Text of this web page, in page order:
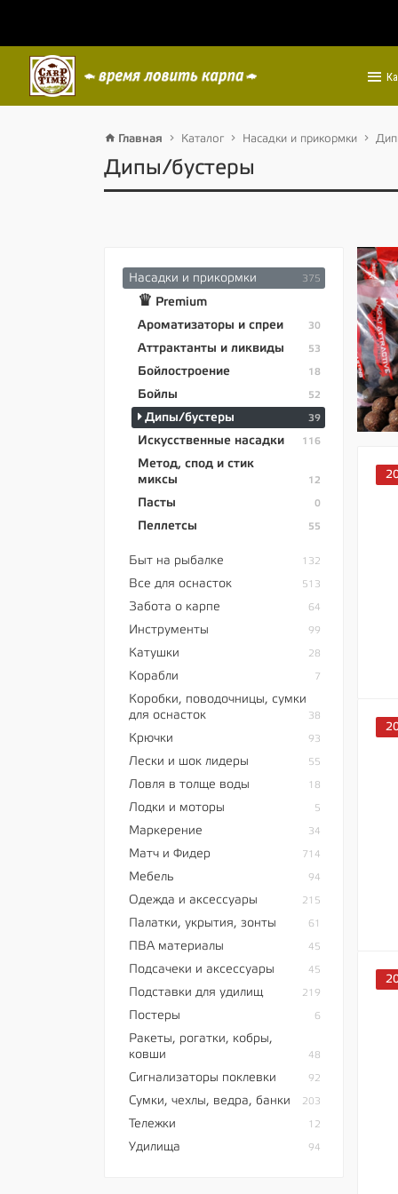
Главная Каталог Насадки и прикормки
Дипы/бустеры
Насадки и прикормки 375
♛ Premium
Ароматизаторы и спреи
30
Аттрактанты и ликвиды 53
Бойлостроение 18
Бойлы 52
Дипы/бустеры 39
Искусственные насадки 116
Метод, спод и стик
миксы
12
Пасты 0
Пеллетсы 55
Быт на рыбалке 132
Все для оснасток 513
Забота о карпе 64
Инструменты 99
Катушки 28
Корабли 7
Коробки, поводочницы, сумки
для оснасток
38
Крючки 93
Лески и шок лидеры 55
Ловля в толще воды 18
Лодки и моторы 5
Маркерение 34
Матч и Фидер 714
Мебель 94
Одежда и аксессуары 215
Палатки, укрытия, зонты 61
ПВА материалы 45
Подсачеки и аксессуары 45
Подставки для удилищ 219
Постеры 6
Ракеты, рогатки, кобры,
ковши
48
Сигнализаторы поклевки 92
Сумки, чехлы, ведра, банки 203
Тележки 12
Удилища 94